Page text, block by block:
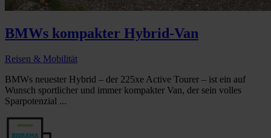
BMWs kompakter Hybrid-Van
Reisen & Mobilität
BMWs neuester Hybrid – der 225xe Active Tourer – ist ein auf
Wunsch sportlicher und immer kompakter Van, der sein volles
Sparpotenzial ...